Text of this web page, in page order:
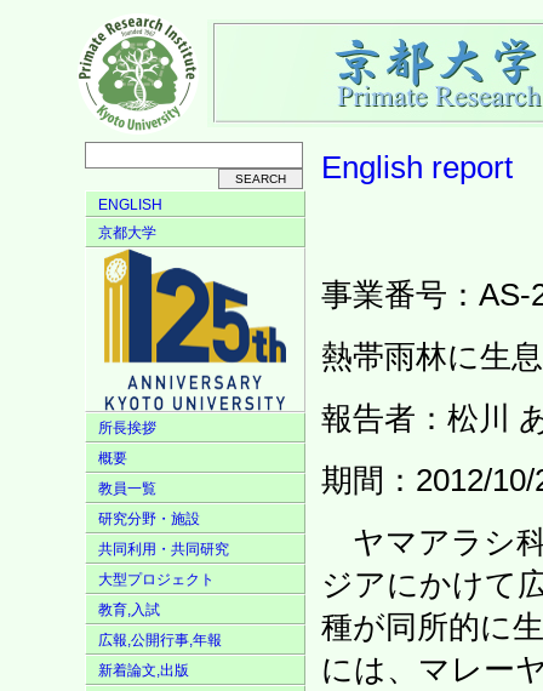
ENGLISH
京都大学
所長挨拶
概要
教員一覧
研究分野・施設
共同利用・共同研究
大型プロジェクト
教育,入試
広報,公開行事,年報
新着論文,出版
English report
事業番号：AS-
熱帯雨林に生
報告者：松川
期間：2012/
ヤマアラシ
ジアにかけて
種が同所的に
には、マレー